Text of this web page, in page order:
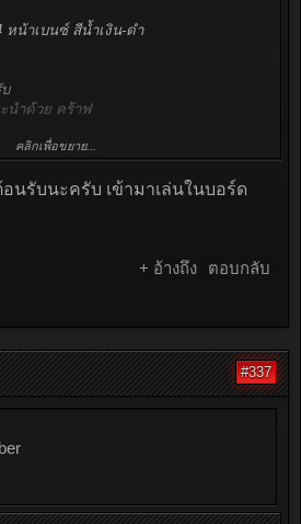
น้าเบนซ์ สีน้ำเงิน-ดำ
นำด้วย คร้าฟ
ที่รู้แหล่งอะไหล่ และ รับซ่อม รถรุ่น RT
บ
คลิกเพื่อขยาย...
รับนะครับ เข้ามาเล่นในบอร์ด
+ อ้างถึง ตอบกลับ
#337